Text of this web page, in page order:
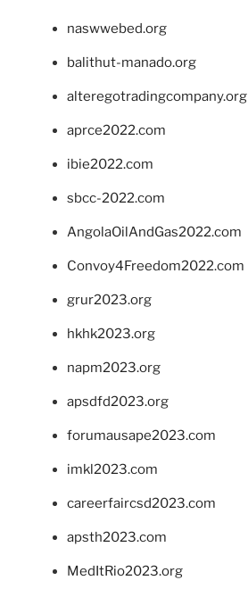
naswwebed.org
balithut-manado.org
alteregotradingcompany.org
aprce2022.com
ibie2022.com
sbcc-2022.com
AngolaOilAndGas2022.com
Convoy4Freedom2022.com
grur2023.org
hkhk2023.org
napm2023.org
apsdfd2023.org
forumausape2023.com
imkl2023.com
careerfaircsd2023.com
apsth2023.com
MedItRio2023.org